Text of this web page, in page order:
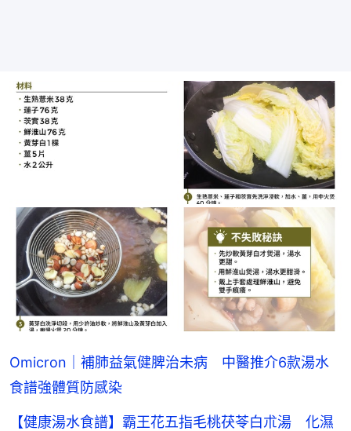
Omicron｜補肺益氣健脾治未病 中醫推介6款湯水
食譜強體質防感染
【健康湯水食譜】霸王花五指毛桃茯苓白朮湯 化濕